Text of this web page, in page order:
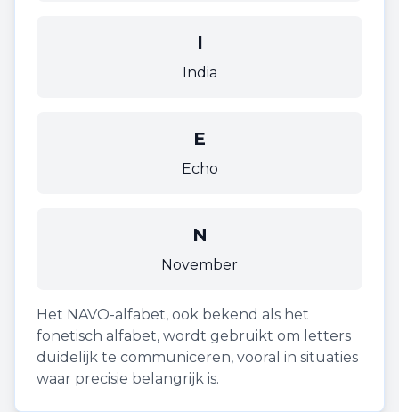
I
India
E
Echo
N
November
Het NAVO-alfabet, ook bekend als het
fonetisch alfabet, wordt gebruikt om letters
duidelijk te communiceren, vooral in situaties
waar precisie belangrijk is.